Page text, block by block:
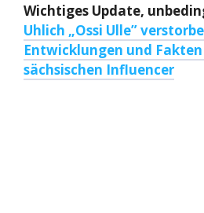
Wichtiges Update,
Uhlich „Ossi Ulle”
Entwicklungen und
sächsischen Influencer